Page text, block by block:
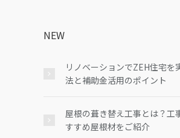
NEW
リノベーションでZEH住宅を
法と補助金活用のポイント
屋根の葺き替え工事とは？工
すすめ屋根材をご紹介